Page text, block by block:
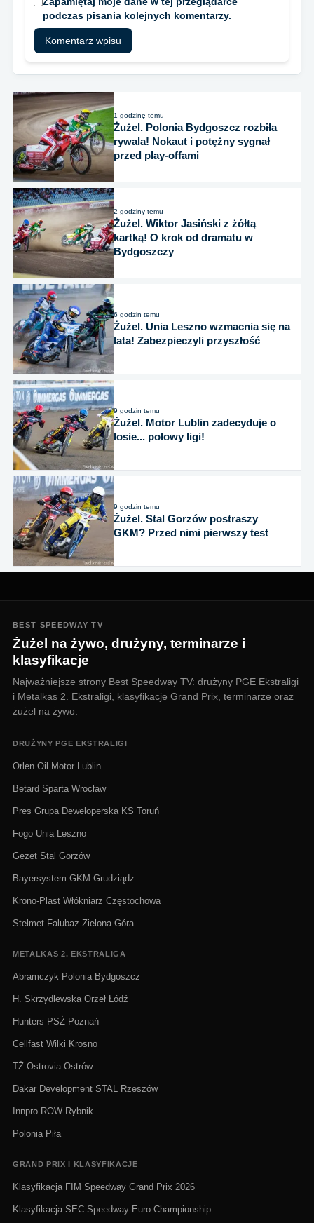
podczas pisania kolejnych komentarzy.
1 godzinę temu
Żużel. Polonia Bydgoszcz rozbiła
rywala! Nokaut i potężny sygnał
przed play-offami
2 godziny temu
Żużel. Wiktor Jasiński z żółtą
kartką! O krok od dramatu w
Bydgoszczy
6 godzin temu
Żużel. Unia Leszno wzmacnia się na
lata! Zabezpieczyli przyszłość
9 godzin temu
Żużel. Motor Lublin zadecyduje o
losie... połowy ligi!
9 godzin temu
Żużel. Stal Gorzów postraszy
GKM? Przed nimi pierwszy test
BEST SPEEDWAY TV
Żużel na żywo, drużyny, terminarze i
klasyfikacje
Najważniejsze strony Best Speedway TV: drużyny PGE Ekstraligi
i Metalkas 2. Ekstraligi, klasyfikacje Grand Prix, terminarze oraz
żużel na żywo.
DRUŻYNY PGE EKSTRALIGI
Orlen Oil Motor Lublin
Betard Sparta Wrocław
Pres Grupa Deweloperska KS Toruń
Fogo Unia Leszno
Gezet Stal Gorzów
Bayersystem GKM Grudziądz
Krono-Plast Włókniarz Częstochowa
Stelmet Falubaz Zielona Góra
METALKAS 2. EKSTRALIGA
Abramczyk Polonia Bydgoszcz
H. Skrzydlewska Orzeł Łódź
Hunters PSŻ Poznań
Cellfast Wilki Krosno
TŻ Ostrovia Ostrów
Dakar Development STAL Rzeszów
Innpro ROW Rybnik
Polonia Piła
GRAND PRIX I KLASYFIKACJE
Klasyfikacja FIM Speedway Grand Prix 2026
Klasyfikacja SEC Speedway Euro Championship